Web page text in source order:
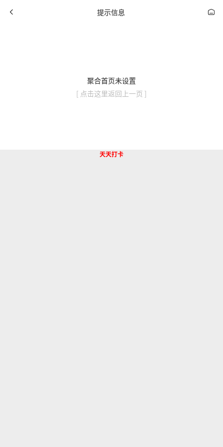
提示信息
聚合首页未设置
[ 点击这里返回上一页 ]
天天打卡